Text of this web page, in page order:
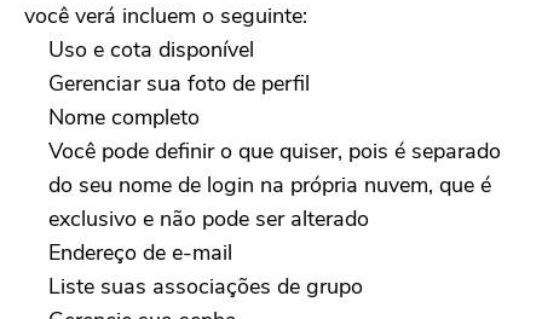
você verá incluem o seguinte:
Uso e cota disponível
Gerenciar sua foto de perfil
Nome completo
Você pode definir o que quiser, pois é separado
do seu nome de login na própria nuvem, que é
exclusivo e não pode ser alterado
Endereço de e-mail
Liste suas associações de grupo